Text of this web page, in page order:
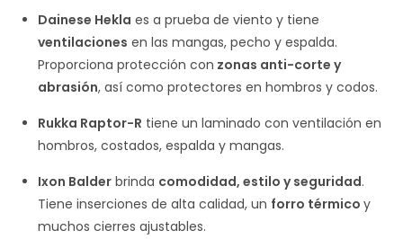
Dainese Hekla es a prueba de viento y tiene
ventilaciones en las mangas, pecho y espalda.
Proporciona protección con zonas anti-corte y
abrasión, así como protectores en hombros y codos.
Rukka Raptor-R tiene un laminado con ventilación en
hombros, costados, espalda y mangas.
Ixon Balder brinda comodidad, estilo y seguridad.
Tiene inserciones de alta calidad, un forro térmicoy
muchos cierres ajustables.